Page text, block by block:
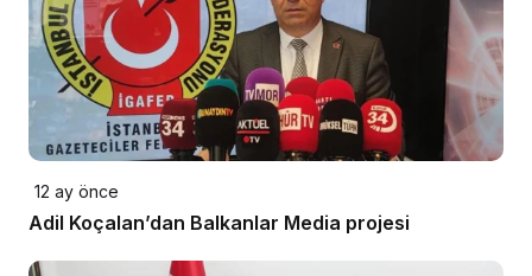
12 ay önce
Adil Koçalan’dan Balkanlar Media projesi